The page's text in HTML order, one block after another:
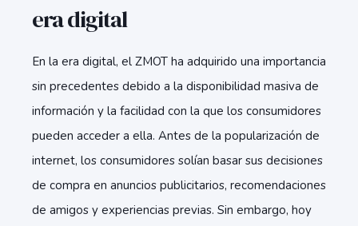
era digital
En la era digital, el ZMOT ha adquirido una importancia
sin precedentes debido a la disponibilidad masiva de
información y la facilidad con la que los consumidores
pueden acceder a ella. Antes de la popularización de
internet, los consumidores solían basar sus decisiones
de compra en anuncios publicitarios, recomendaciones
de amigos y experiencias previas. Sin embargo, hoy